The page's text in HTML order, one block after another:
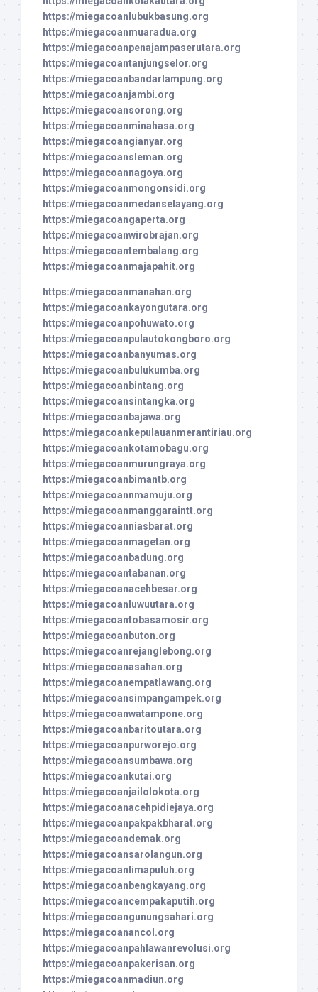
https://miegacoanlubukbasung.org
https://miegacoanmuaradua.org
https://miegacoanpenajampaserutara.org
https://miegacoantanjungselor.org
https://miegacoanbandarlampung.org
https://miegacoanjambi.org
https://miegacoansorong.org
https://miegacoanminahasa.org
https://miegacoangianyar.org
https://miegacoansleman.org
https://miegacoannagoya.org
https://miegacoanmongonsidi.org
https://miegacoanmedanselayang.org
https://miegacoangaperta.org
https://miegacoanwirobrajan.org
https://miegacoantembalang.org
https://miegacoanmajapahit.org
https://miegacoanmanahan.org
https://miegacoankayongutara.org
https://miegacoanpohuwato.org
https://miegacoanpulautokongboro.org
https://miegacoanbanyumas.org
https://miegacoanbulukumba.org
https://miegacoanbintang.org
https://miegacoansintangka.org
https://miegacoanbajawa.org
https://miegacoankepulauanmerantiriau.org
https://miegacoankotamobagu.org
https://miegacoanmurungraya.org
https://miegacoanbimantb.org
https://miegacoannmamuju.org
https://miegacoanmanggaraintt.org
https://miegacoanniasbarat.org
https://miegacoanmagetan.org
https://miegacoanbadung.org
https://miegacoantabanan.org
https://miegacoanacehbesar.org
https://miegacoanluwuutara.org
https://miegacoantobasamosir.org
https://miegacoanbuton.org
https://miegacoanrejanglebong.org
https://miegacoanasahan.org
https://miegacoanempatlawang.org
https://miegacoansimpangampek.org
https://miegacoanwatampone.org
https://miegacoanbaritoutara.org
https://miegacoanpurworejo.org
https://miegacoansumbawa.org
https://miegacoankutai.org
https://miegacoanjailolokota.org
https://miegacoanacehpidiejaya.org
https://miegacoanpakpakbharat.org
https://miegacoandemak.org
https://miegacoansarolangun.org
https://miegacoanlimapuluh.org
https://miegacoanbengkayang.org
https://miegacoancempakaputih.org
https://miegacoangunungsahari.org
https://miegacoanancol.org
https://miegacoanpahlawanrevolusi.org
https://miegacoanpakerisan.org
https://miegacoanmadiun.org